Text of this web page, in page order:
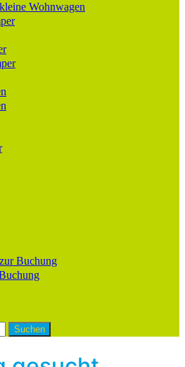
Wohnwagen
Buchung